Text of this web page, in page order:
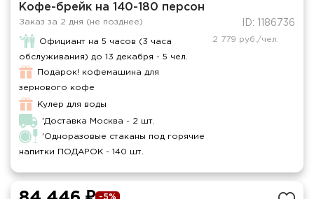
Кофе-брейк на 140-180 персон
Заказ за 2 дня (не позднее) ID: 1186736
Официант на 5 часов (3 часа
обслуживания) до 13 декабря - 5 чел.
Подарок! кофемашина для
зернового кофе
Кулер для воды
'Доставка Москва - 2 шт.
'Одноразовые стаканы под горячие
напитки ПОДАРОК - 140 шт.
2 779 руб./чел.
-5%